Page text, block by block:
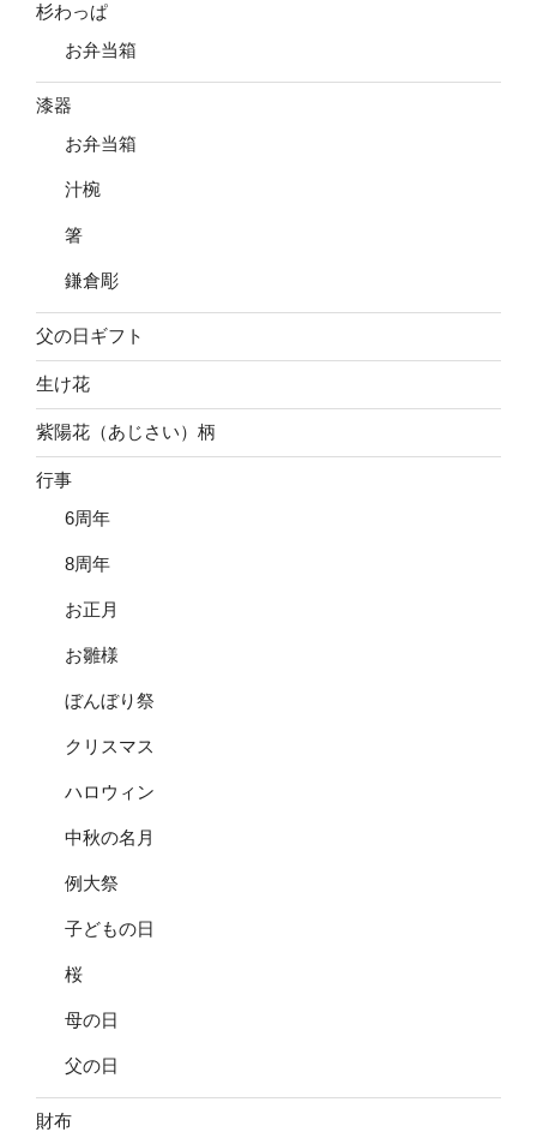
杉わっぱ
お弁当箱
漆器
お弁当箱
汁椀
箸
鎌倉彫
父の日ギフト
生け花
紫陽花（あじさい）柄
行事
6周年
8周年
お正月
お雛様
ぼんぼり祭
クリスマス
ハロウィン
中秋の名月
例大祭
子どもの日
桜
母の日
父の日
財布